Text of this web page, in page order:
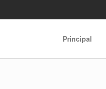
Principal